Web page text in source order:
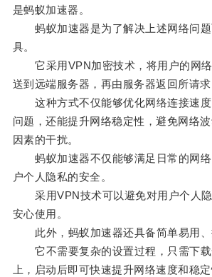
是蚂蚁加速器。
蚂蚁加速器是为了解决上述网络问题
具。
它采用VPN加密技术，将用户的网络
送到远端服务器，再由服务器返回所请求
这种方式不仅能够优化网络连接速度
问题，还能提升网络稳定性，避免网络
因素的干扰。
蚂蚁加速器不仅能够满足日常的网络
户个人隐私的安全。
采用VPN技术可以避免对用户个人隐
安心使用。
此外，蚂蚁加速器还具备简单易用、
它不需要复杂的设置过程，只需下载
上，启动后即可快速提升网络速度和稳定